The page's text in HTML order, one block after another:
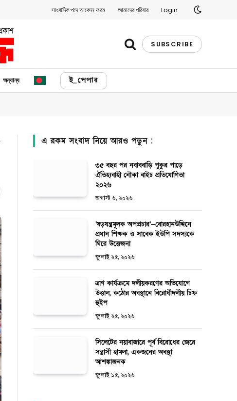
সাংবাদিক পদে আবেদন ফরম আমাদের পরিবার Login
SUBSCRIBE
অন্যান্য ই_পেপার
এ রকম সংবাদ নিয়ে আরও পড়ুন :
৩৫ বছর পর নবাববাড়ি পুকুর পাড়ে
ঐতিহ্যবাহী নৌকা বাইচ প্রতিযোগিতা
২০২৬
অগাস্ট ৬, ২০২৬
‘ষড়যন্ত্রমূলক অপপ্রচার’—বোরহানউদ্দিনে
প্রধান শিক্ষক ও সাবেক ইউপি সদস্যকে
ঘিরে উত্তেজনা
জুলাই ২৫, ২০২৬
ত্রাণ কার্যক্রমে দলীয়করণের অভিযোগে
উত্তাল, কঠোর অবস্থানে বিরোধীদলীয় চিফ
হুইপ
জুলাই ২৫, ২০২৬
সিলেটের নয়াবাজারে পূর্ব বিরোধের জেরে
সন্ত্রাসী হামলা, একজনের অবস্থা
আশঙ্কাজনক
জুলাই ১৫, ২০২৬